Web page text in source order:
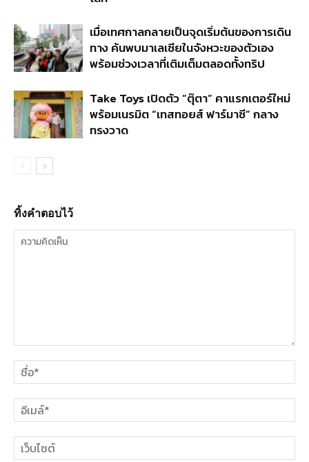
เมื่อเทศกาลกลายเป็นจุดเริ่มต้นของการเดิน
ทาง ค้นพบมาเลเซียในจังหวะของตัวเอง
พร้อมช่วงเวลาที่เติมเต็มตลอดทั้งทริป
Take Toys เปิดตัว “ตุ๊ตา” คาแรกเตอร์ใหม่
พร้อมเนรมิต “เทสทอยส์ ฟาร์มาซี” กลาง
ทรงวาด
ทิ้งคำตอบไว้